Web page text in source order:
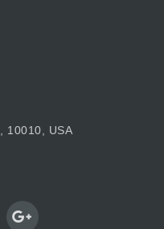
10010, USA